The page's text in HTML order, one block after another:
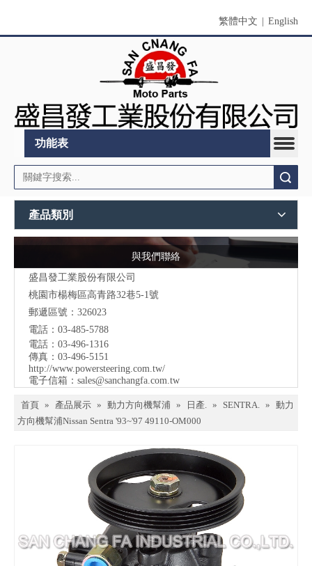
繁體中文 English
功能表
產品類別
與我們聯絡
盛昌發工業股份有限公司
桃園市楊梅區高青路32巷5-1號
郵遞區號：326023
電話：03-485-5788
電話：03-496-1316
傳真：03-496-5151
http://www.powersteering.com.tw/
電子信箱： sales@sanchangfa.com.tw
首頁 » 產品展示 » 動力方向機幫浦 » 日產. » SENTRA. » 動力
方向機幫浦Nissan Sentra '93~'97 49110-OM000